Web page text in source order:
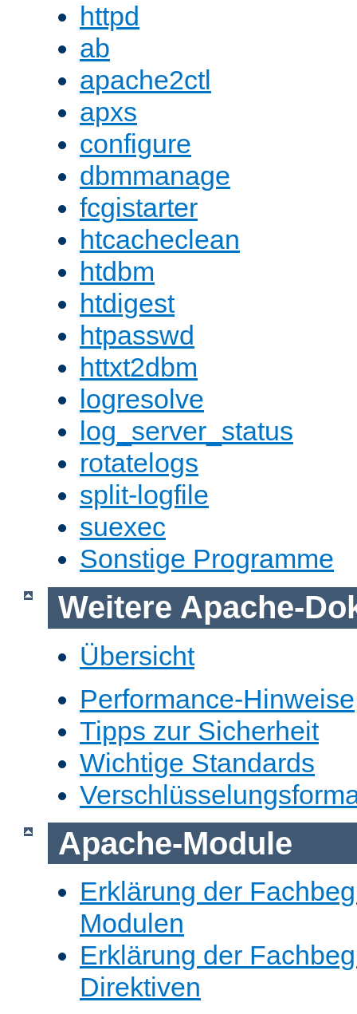
httpd
ab
apache2ctl
apxs
configure
dbmmanage
fcgistarter
htcacheclean
htdbm
htdigest
htpasswd
httxt2dbm
logresolve
log_server_status
rotatelogs
split-logfile
suexec
Sonstige Programme
Weitere Apache-
Übersicht
Performance-Hinweise
Tipps zur Sicherheit
Wichtige Standards
Apache-Module
Erklärung der
Modulen
Erklärung der
Direktiven